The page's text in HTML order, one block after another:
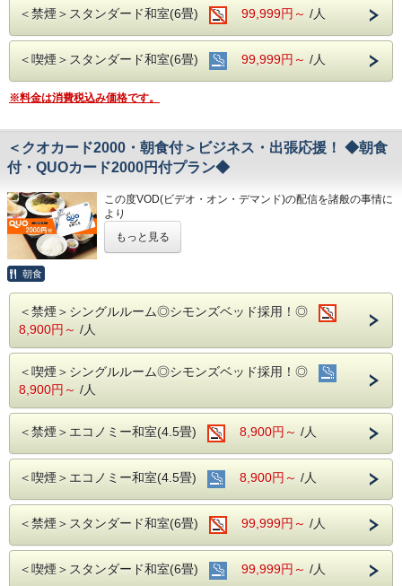
こちらのプランには朝食は付いておりません。
旅の疲れを癒して下さい。男湯にはサウナも完備♪
・男女大浴場/15:00～25:00/6:00～9:00
・男性用サウナ/15:00～24:00
◇駐車場◇
完備。
(700円/泊 ※車輌の大きさによって料金が異なります)
※大型車をご利用の場合は必ずご連絡ください
※駐車場は先着順になります
・全館無料Wi-Fi対応
・VOD(ビデオオンデマンド)設置(500円/泊)
・レンタルサイクル
◇アクセス◇
・JR高知駅…徒歩5分
・高知IC…車で約10分
・高知龍馬空港…車で約25分
◇周辺観光◇
・高知城、高知城歴史博物館、ひろめ市場、日曜市…徒歩約
20分
・繁華街…徒歩約15分/はりまや橋…徒歩約10分
・お遍路(四国八十八ヶ所)
第30番札所 善楽寺…車で約15分
第31番札所 竹林寺…車で約20分
＜禁煙＞スタンダード和室(6畳) 99,999円～ /人
＜喫煙＞スタンダード和室(6畳) 99,999円～ /人
※料金は消費税込み価格です。
＜クオカード2000・朝食付＞ビジネス・出張応援！ ◆朝食
付・QUOカード2000円付プラン◆
この度VOD(ビデオ・オン・デマンド)の配信を諸般の事情に
より
りました。
今までご愛顧いただき、誠にありがとうございました。
★こちらは朝食付きのプランとなります★
★港屋自慢の朝定食を食べて朝から元気にご出発ください★
★☆ひと目で分かる！ホテル港屋の５つの特徴☆★
①心のこもったアットホームなお客さま対応
④広々とした男女大浴場!深夜は1時まで朝は6時00分から入
浴可能
男湯にはサウナも!
⑤ホテルに隣接した平置き駐車場!大型車やバスも駐車可能
◇ご朝食◇
朝食時間 6:30～10:00(9:30オーダーストップ)
港屋の朝食は日替わりメニュー！
チェックインの際にメニューをご確認いただき
どちらもバランスの良い定食スタイルの朝食です！
もっと見る
朝食
＜禁煙＞シングルルーム◎シモンズベッド採用！◎
8,900円～ /人
＜喫煙＞シングルルーム◎シモンズベッド採用！◎
8,900円～ /人
＜禁煙＞エコノミー和室(4.5畳) 8,900円～ /人
＜喫煙＞エコノミー和室(4.5畳) 8,900円～ /人
＜禁煙＞スタンダード和室(6畳) 99,999円～ /人
＜喫煙＞スタンダード和室(6畳) 99,999円～ /人